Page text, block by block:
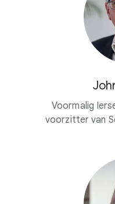
Voormalig
voorzitter van